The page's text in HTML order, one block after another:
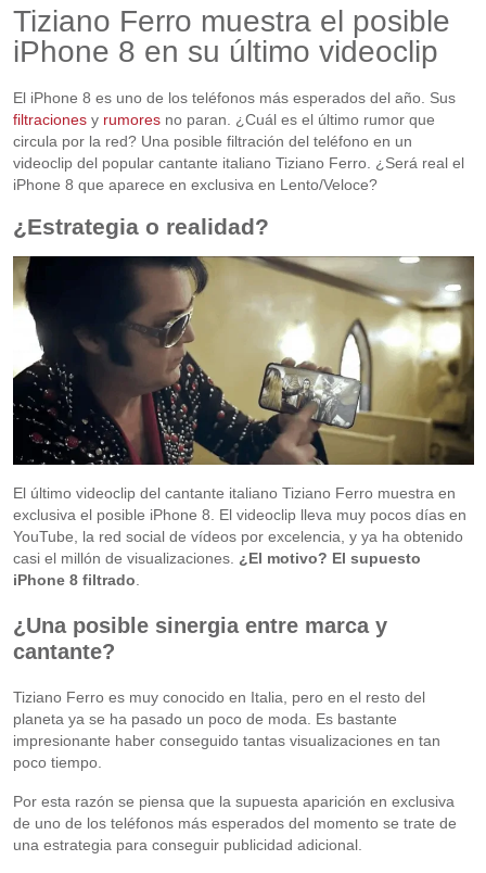
Tiziano Ferro muestra el posible
iPhone 8 en su último videoclip
El iPhone 8 es uno de los teléfonos más esperados del año. Sus
filtracionesy rumoresno paran. ¿Cuál es el último rumor que
circula por la red? Una posible filtración del teléfono en un
videoclip del popular cantante italiano Tiziano Ferro. ¿Será real el
iPhone 8 que aparece en exclusiva en Lento/Veloce?
¿Estrategia o realidad?
El último videoclip del cantante italiano Tiziano Ferro muestra en
exclusiva el posible iPhone 8. El videoclip lleva muy pocos días en
YouTube, la red social de vídeos por excelencia, y ya ha obtenido
casi el millón de visualizaciones. ¿El motivo? El supuesto
iPhone 8 filtrado
¿Una posible sinergia entre marca y
cantante?
Tiziano Ferro es muy conocido en Italia, pero en el resto del
planeta ya se ha pasado un poco de moda. Es bastante
impresionante haber conseguido tantas visualizaciones en tan
poco tiempo.
Por esta razón se piensa que la supuesta aparición en exclusiva
de uno de los teléfonos más esperados del momento se trate de
una estrategia para conseguir publicidad adicional.